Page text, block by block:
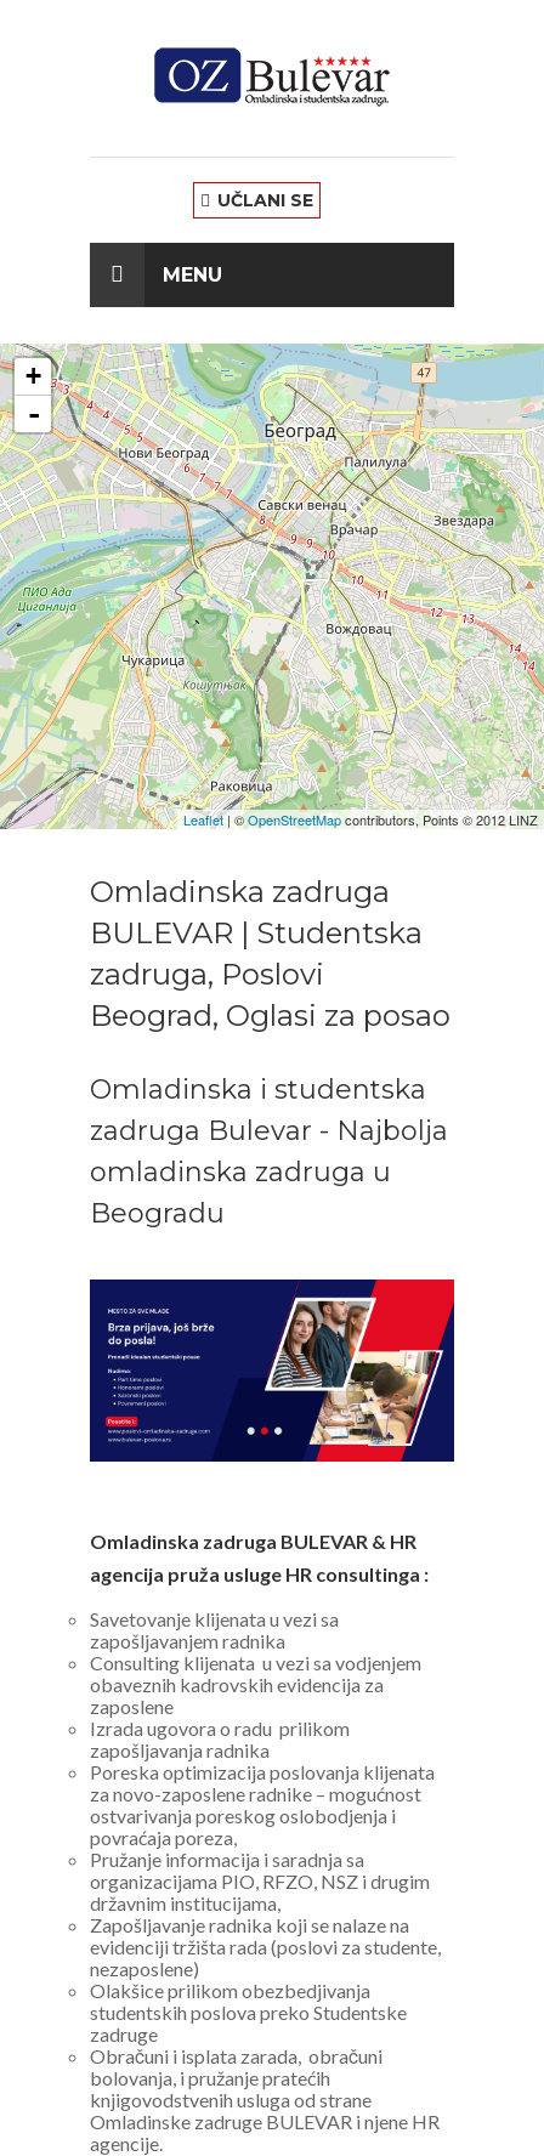
UČLANI SE
MENU
+
-
Leaflet| ©OpenStreetMapcontributors, Points © 2012 LINZ
Omladinska zadruga
BULEVAR | Studentska
zadruga, Poslovi
Beograd, Oglasi za posao
Omladinska i studentska
zadruga Bulevar - Najbolja
omladinska zadruga u
Beogradu
Omladinska zadruga BULEVAR & HR
agencija pruža usluge HR consultinga :
Savetovanje klijenata u vezi sa
zapošljavanjem radnika
Consulting klijenata u vezi sa vodjenjem
obaveznih kadrovskih evidencija za
zaposlene
Izrada ugovora o radu prilikom
zapošljavanja radnika
Poreska optimizacija poslovanja klijenata
za novo-zaposlene radnike – mogućnost
ostvarivanja poreskog oslobodjenja i
povraćaja poreza,
Pružanje informacija i saradnja sa
organizacijama PIO, RFZO, NSZ i drugim
državnim institucijama,
Zapošljavanje radnika koji se nalaze na
evidenciji tržišta rada (poslovi za studente,
nezaposlene)
Olakšice prilikom obezbedjivanja
studentskih poslova preko Studentske
zadruge
Obračuni i isplata zarada, obračuni
bolovanja, i pružanje pratećih
knjigovodstvenih usluga od strane
Omladinske zadruge BULEVAR i njene HR
agencije.